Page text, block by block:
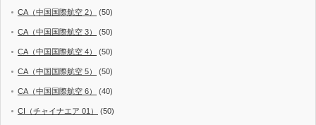
CA（中国国際航空 2） (50)
CA（中国国際航空 3） (50)
CA（中国国際航空 4） (50)
CA（中国国際航空 5） (50)
CA（中国国際航空 6） (40)
CI（チャイナエア 01） (50)